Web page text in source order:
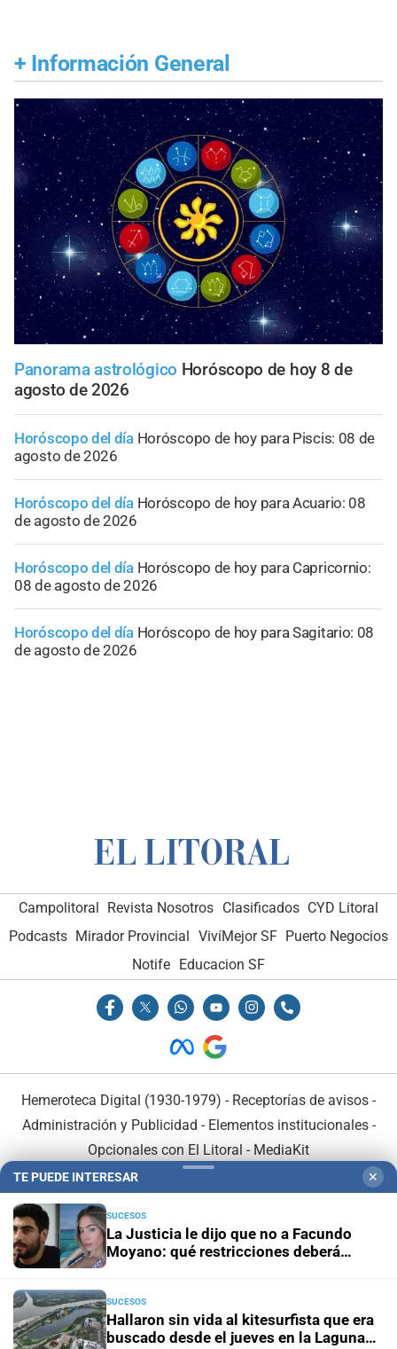
+ Información General
Panorama astrológico Horóscopo de hoy 8 de
agosto de 2026
Horóscopo del día Horóscopo de hoy para Piscis: 08 de
agosto de 2026
Horóscopo del día Horóscopo de hoy para Acuario: 08
de agosto de 2026
Horóscopo del día Horóscopo de hoy para Capricornio:
08 de agosto de 2026
Horóscopo del día Horóscopo de hoy para Sagitario: 08
de agosto de 2026
Campolitoral Revista Nosotros Clasificados CYD Litoral
Podcasts Mirador Provincial VivíMejor SF Puerto Negocios
Notife Educacion SF
Hemeroteca Digital (1930-1979) - Receptorías de avisos -
Administración y Publicidad - Elementos institucionales-
Opcionales con El Litoral - MediaKit
En Asociación con:
TE PUEDE INTERESAR ✕
SUCESOS
La Justicia le dijo que no a Facundo
Moyano: qué restricciones deberá
SUCESOS
Hallaron sin vida al kitesurfista que era
buscado desde el jueves en la Laguna